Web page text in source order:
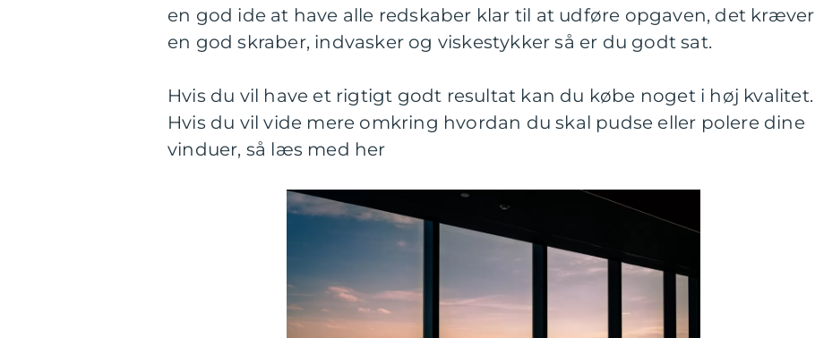
en god ide at have alle redskaber klar til at udføre opgaven, det kræver
en god skraber, indvasker og viskestykker så er du godt sat.
Hvis du vil have et rigtigt godt resultat kan du købe noget i høj kvalitet.
Hvis du vil vide mere omkring hvordan du skal pudse eller polere dine
vinduer, så læs med her